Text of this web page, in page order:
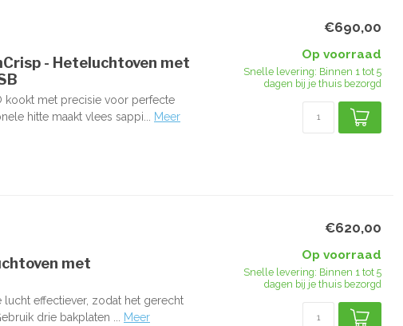
- Heteluchtoven met
met precisie voor perfecte
hitte maakt vlees sappi...
Meer
€690,00
Op voorraad
Snelle levering: Binnen 1 tot 5
dagen bij je thuis bezorgd
met
effectiever, zodat het gerecht
drie bakplaten ... Meer
€620,00
Op voorraad
Snelle levering: Binnen 1 tot 5
dagen bij je thuis bezorgd